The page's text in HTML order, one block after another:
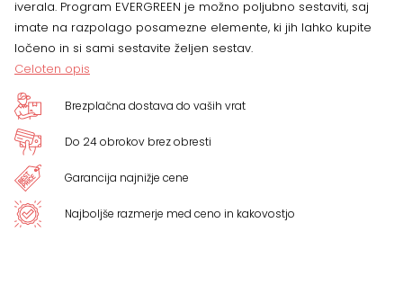
iverala. Program EVERGREEN je možno poljubno sestaviti, saj
imate na razpolago posamezne elemente, ki jih lahko kupite
ločeno in si sami sestavite željen sestav.
Celoten opis
Brezplačna dostava do vaših vrat
Do 24 obrokov brez obresti
Garancija najnižje cene
Najboljše razmerje med ceno in kakovostjo